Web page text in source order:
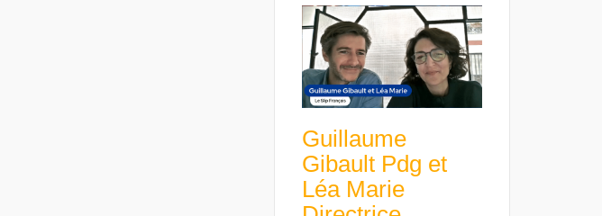
Guillaume
Gibault Pdg et
Léa Marie